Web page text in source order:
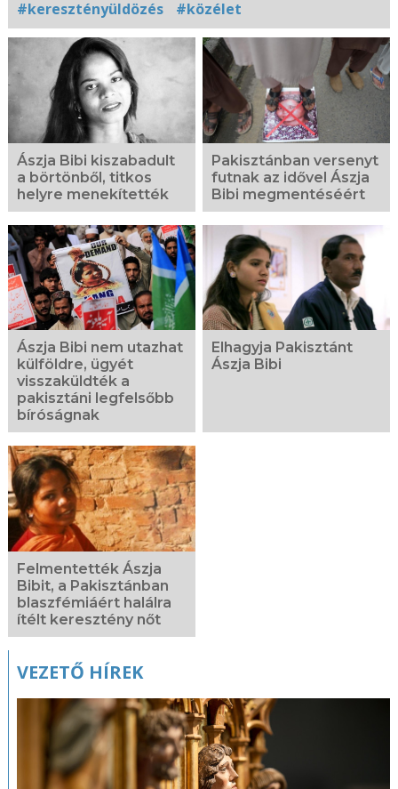
#keresztényüldözés #közélet
Kapcsolódó
fotógaléria
Ászja Bibi kiszabadult
a börtönből, titkos
helyre menekítették
Pakisztánban versenyt
futnak az idővel Ászja
Bibi megmentéséért
Ászja Bibi nem utazhat
külföldre, ügyét
visszaküldték a
pakisztáni legfelsőbb
bíróságnak
Elhagyja Pakisztánt
Ászja Bibi
Felmentették Ászja
Bibit, a Pakisztánban
blaszfémiáért halálra
ítélt keresztény nőt
VEZETŐ HÍREK